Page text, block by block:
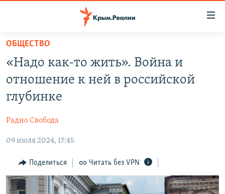
Вернуться
основному
содержанию
Вернутся
главной
Вернутся
поиску
СПЕЦПРОЕКТЫ
ГРУЗ 200
11 ЛЕТ ОККУПАЦИИ КРЫМА. 11 ИСТОРИЙ СОПРОТИВЛЕНИЯ
ВОДА
ЕЩЕ
ИНТЕРАКТИВ
ИНФОГРАФИКА
ТЕЛЕПРОЕКТ КРЫМ.РЕАЛИИ
РАДІО СВОБОДА
КАК ОБОЙТИ БЛОКИРОВКУ
Українською
ОБЩЕСТВО
«Надо как-то жить». Война и
отношение к ней в российской
глубинке
Радио Свобода
09 июля 2024, 17:45
Поделиться Читать без VPN